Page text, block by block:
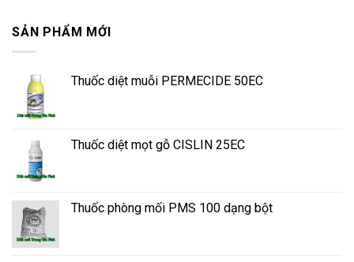
SẢN PHẨM MỚI
Thuốc diệt muỗi PERMECIDE 50EC
Thuốc diệt mọt gỗ CISLIN 25EC
Thuốc phòng mối PMS 100 dạng bột